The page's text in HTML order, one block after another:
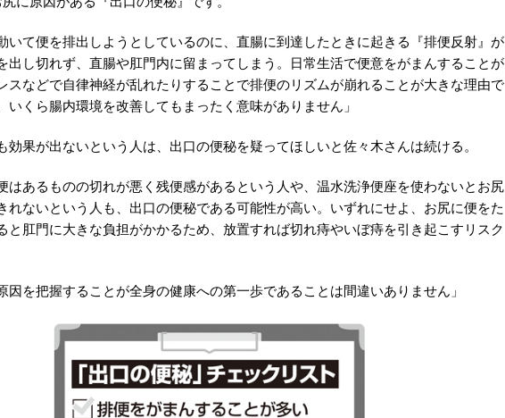
いて便を排出しようとしているのに、直腸に到達したときに起きる『排便反射』が
出し切れず、直腸や肛門内に留まってしまう。日常生活で便意をがまんすることが
スなどで自律神経が乱れたりすることで排便のリズムが崩れることが大きな理由で
いくら腸内環境を改善してもまったく意味がありません」
効果が出ないという人は、出口の便秘を疑ってほしいと佐々木さんは続ける。
はあるものの切れが悪く残便感があるという人や、温水洗浄便座を使わないとお尻
れないという人も、出口の便秘である可能性が高い。いずれにせよ、お尻に便をた
と肛門に大きな負担がかかるため、放置すれば切れ痔やいぼ痔を引き起こすリスク
因を把握することが全身の健康への第一歩であることは間違いありません」